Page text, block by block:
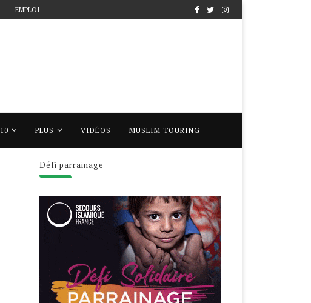
EMPLOI
PLUS VIDÉOS MUSLIM TOURING
Défi parrainage